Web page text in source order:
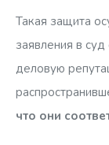
Такая защита
заявления в
деловую
что они